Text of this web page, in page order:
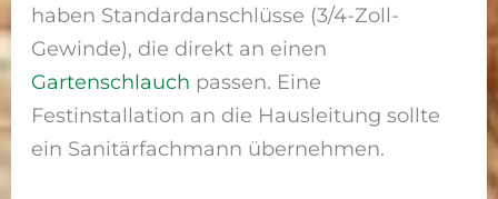
haben Standardanschlüsse (3/4-Zoll-
Gewinde), die direkt an einen
Gartenschlauch passen. Eine
Festinstallation an die Hausleitung sollte
ein Sanitärfachmann übernehmen.